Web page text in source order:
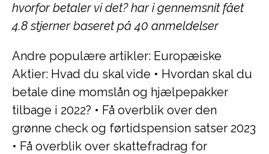
hvorfor betaler vi det? har i gennemsnit fået
4.8stjerner baseret på40 anmeldelser
Andre populære artikler: Europæiske
Aktier: Hvad du skal vide • Hvordan skal du
betale dine momslån og hjælpepakker
tilbage i 2022? • Få overblik over den
grønne check og førtidspension satser 2023
• Få overblik over skattefradrag for